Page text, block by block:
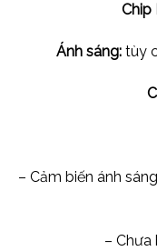
Chip
Ánh sáng:tùy
– Cảm biến ánh
–